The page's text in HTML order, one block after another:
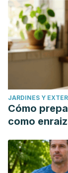
JARDINES Y
Cómo
como